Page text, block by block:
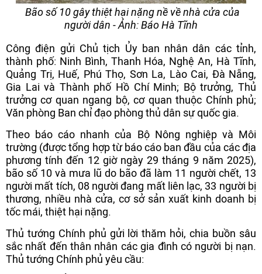
Bão số 10 gây thiệt hại nặng nề về nhà cửa của
người dân - Ảnh: Báo Hà Tĩnh
Công điện gửi Chủ tịch Ủy ban nhân dân các tỉnh,
thành phố: Ninh Bình, Thanh Hóa, Nghệ An, Hà Tĩnh,
Quảng Trị, Huế, Phú Thọ, Sơn La, Lào Cai, Đà Nẵng,
Gia Lai và Thành phố Hồ Chí Minh; Bộ trưởng, Thủ
trưởng cơ quan ngang bộ, cơ quan thuộc Chính phủ;
Văn phòng Ban chỉ đạo phòng thủ dân sự quốc gia.
Theo báo cáo nhanh của Bộ Nông nghiệp và Môi
trường (được tổng hợp từ báo cáo ban đầu của các địa
phương tính đến 12 giờ ngày 29 tháng 9 năm 2025),
bão số 10 và mưa lũ do bão đã làm 11 người chết, 13
người mất tích, 08 người đang mất liên lạc, 33 người bị
thương, nhiều nhà cửa, cơ sở sản xuất kinh doanh bị
tốc mái, thiệt hại nặng.
Thủ tướng Chính phủ gửi lời thăm hỏi, chia buồn sâu
sắc nhất đến thân nhân các gia đình có người bị nạn.
Thủ tướng Chính phủ yêu cầu: